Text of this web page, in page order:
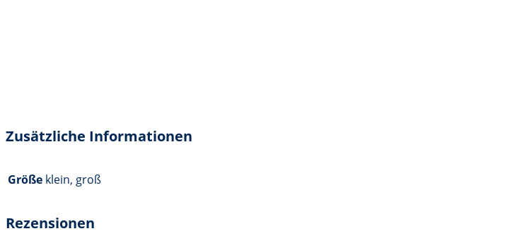
Zusätzliche Informationen
Größe klein, groß
Rezensionen